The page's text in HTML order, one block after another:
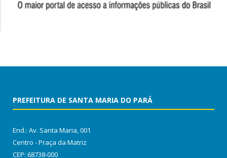
PREFEITURA DE SANTA MARIA DO PARÁ
End.: Av. Santa Maria, 001
Centro - Praça da Matriz
CEP: 68738-000